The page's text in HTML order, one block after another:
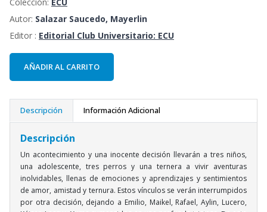
Autor: Salazar Saucedo, Mayerlin
Editor : Editorial Club Universitario: ECU
AÑADIR AL CARRITO
Descripción Información Adicional
Descripción
Un acontecimiento y una inocente decisión llevarán a tres niños,
una adolescente, tres perros y una ternera a vivir aventuras
inolvidables, llenas de emociones y aprendizajes y sentimientos
de amor, amistad y ternura. Estos vínculos se verán interrumpidos
por otra decisión, dejando a Emilio, Maikel, Rafael, Aylin, Lucero,